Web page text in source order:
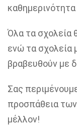
Όλα τα σχολεία
ενώ τα σχολεία
βραβευθούν με
Σας
προσπάθεια των
μέλλον!